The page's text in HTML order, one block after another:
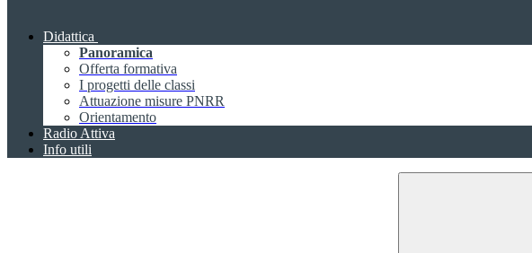
Didattica
Panoramica
Offerta formativa
I progetti delle classi
Attuazione misure PNRR
Orientamento
Radio Attiva
Info utili